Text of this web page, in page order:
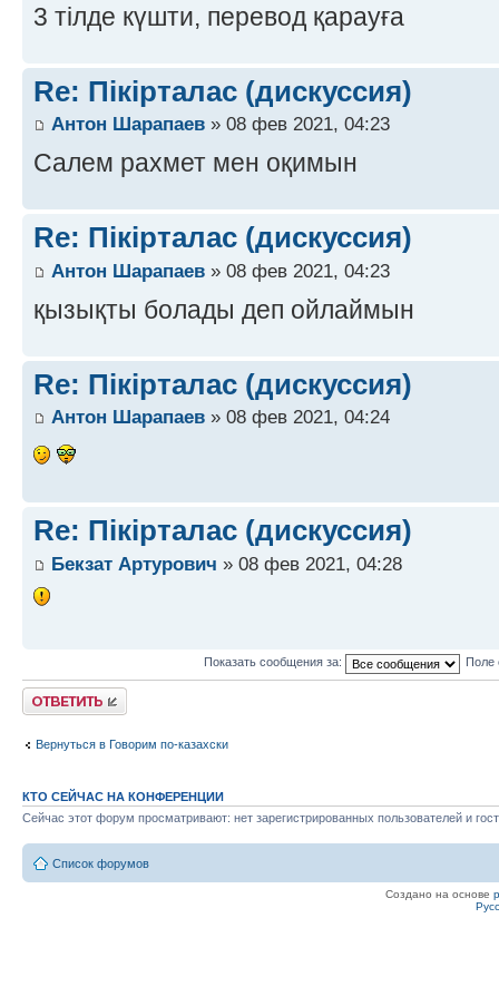
3 тілде күшти, перевод қарауға
Re: Пікірталас (дискуссия)
Антон Шарапаев » 08 фев 2021, 04:23
Салем рахмет мен оқимын
Re: Пікірталас (дискуссия)
Антон Шарапаев » 08 фев 2021, 04:23
қызықты болады деп ойлаймын
Re: Пікірталас (дискуссия)
Антон Шарапаев » 08 фев 2021, 04:24
Re: Пікірталас (дискуссия)
Бекзат Артурович » 08 фев 2021, 04:28
Показать сообщения за: Поле
Ответить
Вернуться в Говорим по-казахски
КТО СЕЙЧАС НА КОНФЕРЕНЦИИ
Сейчас этот форум просматривают: нет зарегистрированных пользователей и
Список форумов
Создано на основе